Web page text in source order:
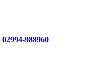
02994-988960